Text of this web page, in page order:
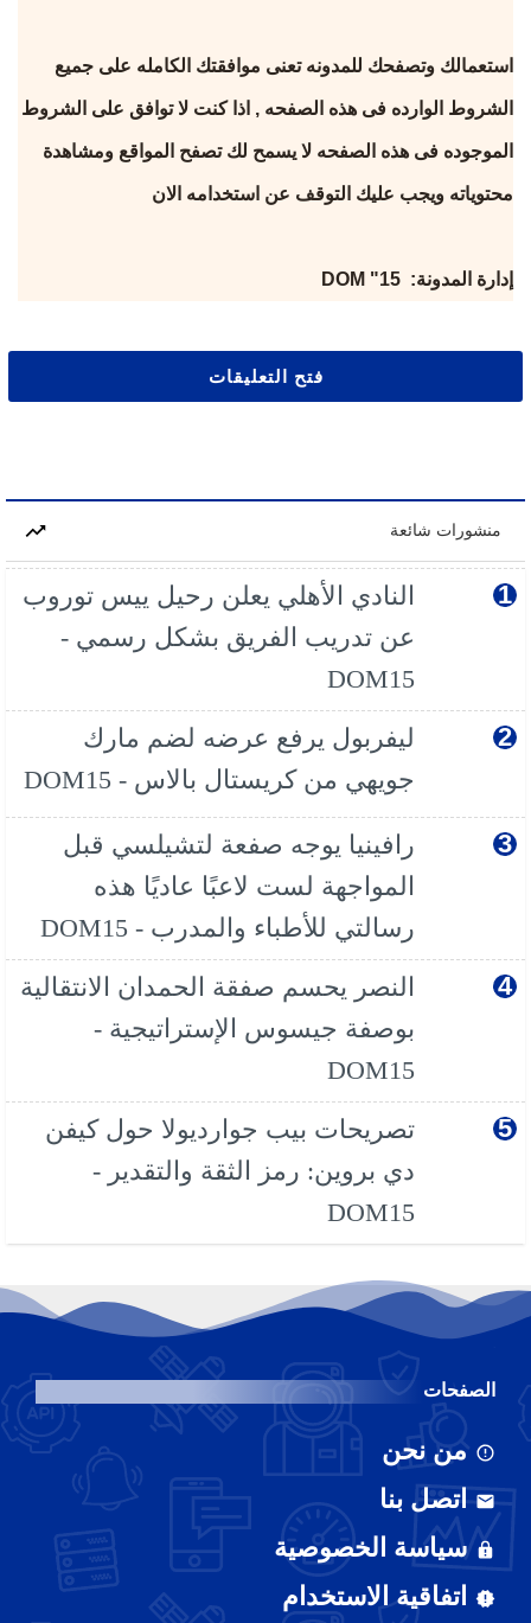
استعمالك وتصفحك للمدونه تعنى موافقتك الكامله على جميع
الشروط الوارده فى هذه الصفحه , اذا كنت لا توافق على الشروط
الموجوده فى هذه الصفحه لا يسمح لك تصفح المواقع ومشاهدة
محتوياته ويجب عليك التوقف عن استخدامه الان
إدارة المدونة: DOM "15
فتح التعليقات
منشورات شائعة
النادي الأهلي يعلن رحيل ييس توروب
عن تدريب الفريق بشكل رسمي -
DOM15
ليفربول يرفع عرضه لضم مارك
جويهي من كريستال بالاس - DOM15
رافينيا يوجه صفعة لتشيلسي قبل
المواجهة لست لاعبًا عاديًا هذه
رسالتي للأطباء والمدرب - DOM15
النصر يحسم صفقة الحمدان الانتقالية
بوصفة جيسوس الإستراتيجية -
DOM15
تصريحات بيب جوارديولا حول كيفن
دي بروين: رمز الثقة والتقدير -
DOM15
الصفحات
من نحن
اتصل بنا
سياسة الخصوصية
اتفاقية الاستخدام